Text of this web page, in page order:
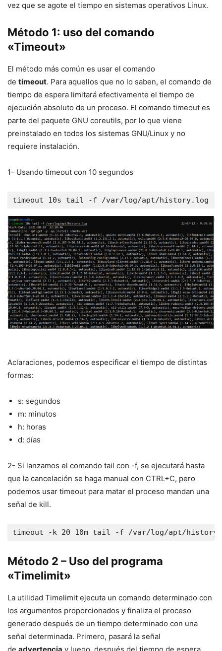
vez que se agote el tiempo en sistemas operativos Linux.
Método 1: uso del comando
«Timeout»
El método más común es usar el comando
de timeout. Para aquellos que no lo saben, el comando de
tiempo de espera limitará efectivamente el tiempo de
ejecución absoluto de un proceso. El comando timeout es
parte del paquete GNU coreutils, por lo que viene
preinstalado en todos los sistemas GNU/Linux y no
requiere instalación.
1- Usando timeout con 10 segundos
timeout 10s tail -f /var/log/apt/history.log
Aclaraciones, podemos especificar el tiempo de distintas
formas:
s: segundos
m: minutos
h: horas
d: días
2- Si lanzamos el comando tail con -f, se ejecutará hasta
que la cancelación se haga manual con CTRL+C, pero
podemos usar timeout para matar el proceso mandan una
señal de kill.
timeout -k 20 10m tail -f /var/log/apt/
Método 2 – Uso del programa
«Timelimit»
La utilidad Timelimit ejecuta un comando determinado con
los argumentos proporcionados y finaliza el proceso
generado después de un tiempo determinado con una
señal determinada. Primero, pasará la señal
de advertencia y luego, después del tiempo de espera,